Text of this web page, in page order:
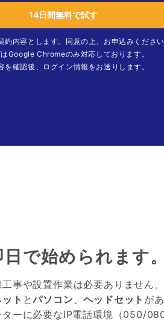
約内容とします。同意の上、お申込みください
はGoogle Chromeのみ対応しております。
を確認後、ログイン情報をお送りします。
で始められます。
事や設置作業は必要ありません。
ト とパソコン、ヘッドセット が
ターに必要なIP電話環境（050/